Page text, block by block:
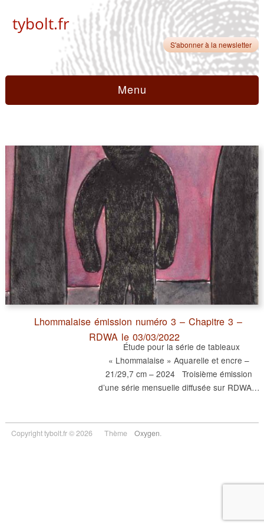
tybolt.fr
S'abonner à la newsletter
Menu
Lhommalaise émission numéro 3 – Chapitre 3 –
RDWA le 03/03/2022
Étude pour la série de tableaux
« Lhommalaise » Aquarelle et encre –
21/29,7 cm – 2024 Troisième émission
d’une série mensuelle diffusée sur RDWA…
Copyright tybolt.fr © 2026 Thème Oxygen